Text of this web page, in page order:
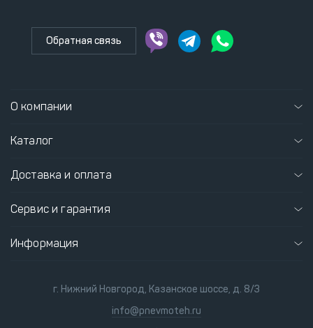
Обратная связь
О компании
Каталог
Доставка и оплата
Сервис и гарантия
Информация
г. Нижний Новгород, Казанское шоссе, д. 8/3
info@pnevmoteh.ru